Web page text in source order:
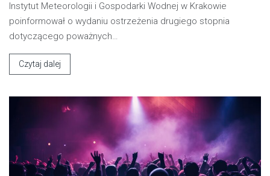
Instytut Meteorologii i Gospodarki Wodnej w Krakowie
poinformował o wydaniu ostrzeżenia drugiego stopnia
dotyczącego poważnych…
Czytaj dalej